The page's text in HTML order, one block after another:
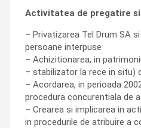
Activitatea de pregatire
– Privatizarea Tel Drum SA
persoane interpuse
– Achizitionarea, in
– stabilizator la rece in situ)
– Acordarea, in perioada
procedura concurentiala de
– Crearea si implicarea in
in procedurile de atribuire a